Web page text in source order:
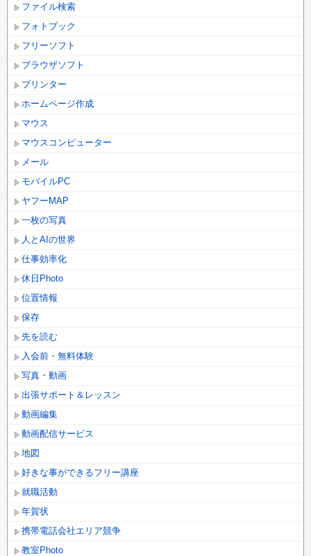
ファイル検索
フォトブック
フリーソフト
ブラウザソフト
プリンター
ホームページ作成
マウス
マウスコンピューター
メール
モバイルPC
ヤフーMAP
一枚の写真
人とAIの世界
仕事効率化
休日Photo
位置情報
保存
先を読む
入会前・無料体験
写真・動画
出張サポート＆レッスン
動画編集
動画配信サービス
地図
好きな事ができるフリー講座
就職活動
年賀状
携帯電話会社エリア競争
教室Photo